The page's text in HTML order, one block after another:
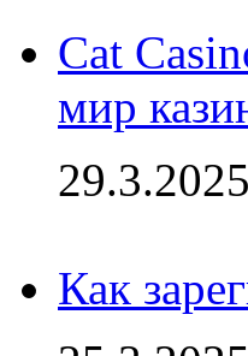
Cat
мир
Как